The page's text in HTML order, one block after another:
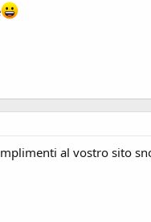
al vostro sito